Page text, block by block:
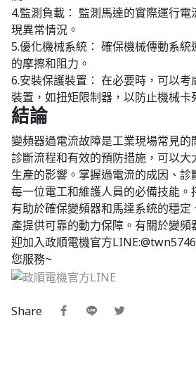
4.監測負載： 監測馬達的實際運行
現異常情況。
5.優化機械系統： 確保機械傳動系
的摩擦和阻力。
6.安裝保護裝置： 在必要時，可以
裝置，如扭矩限制器，以防止機械卡
結論
變頻器過電流故障是工業現場常見的
診斷流程和有效的預防措施，可以
生產的影響。掌握過電流的成因、
每一位電工和維護人員的必備技能
有助於確保變頻器和馬達系統的穩
產提供可靠的動力保障。有關於變
迎加入政順電機官方
您服務~
Share